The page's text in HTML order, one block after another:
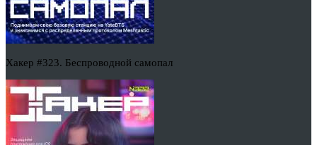
Хакер #323. Беспроводной самопал